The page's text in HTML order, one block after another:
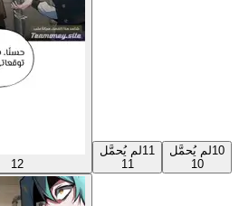
10لم يُحمَّل
10
11لم يُحمَّل
11
12